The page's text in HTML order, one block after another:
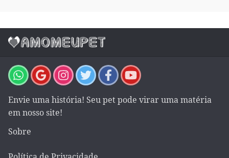
Envie uma história! Seu pet pode virar uma matéria
em nosso site!
Sobre